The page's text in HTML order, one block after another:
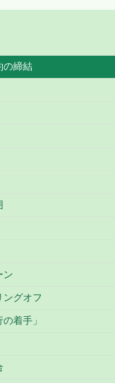
の締結
ン
グオフ
着手」